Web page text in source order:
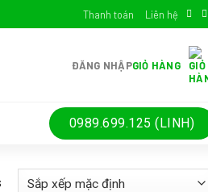
Thanh toán Liên hệ
ĐĂNG NHẬPGIỎ HÀNG
0989.699.125 (LINH)